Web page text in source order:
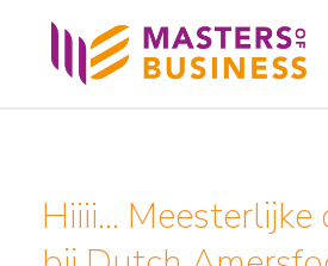
Hiiii… Meesterlijke